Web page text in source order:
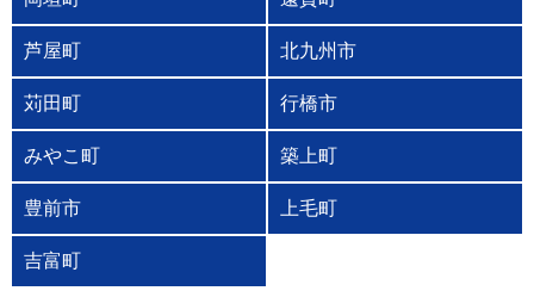
芦屋町 北九州市
苅田町 行橋市
みやこ町 築上町
豊前市 上毛町
吉富町